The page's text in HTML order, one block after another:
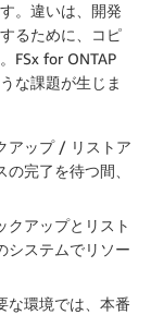
。違いは、開発
るために、コピ
FSx for ONTAP
な課題が生じま
アップ / リストア
完了を待つ間、
クアップとリスト
システムでリソー
な環境では、本番